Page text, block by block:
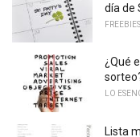
día de
FREEBIES
¿Qué
LO
Lista